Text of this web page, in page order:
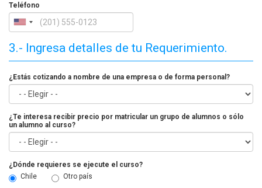
Teléfono
3.- Ingresa detalles de tu Requerimiento.
¿Estás cotizando a nombre de una empresa o de forma personal?
¿Te interesa recibir precio por matricular un grupo de alumnos o sólo
un alumno al curso?
¿Dónde requieres se ejecute el curso?
Chile
Otro país